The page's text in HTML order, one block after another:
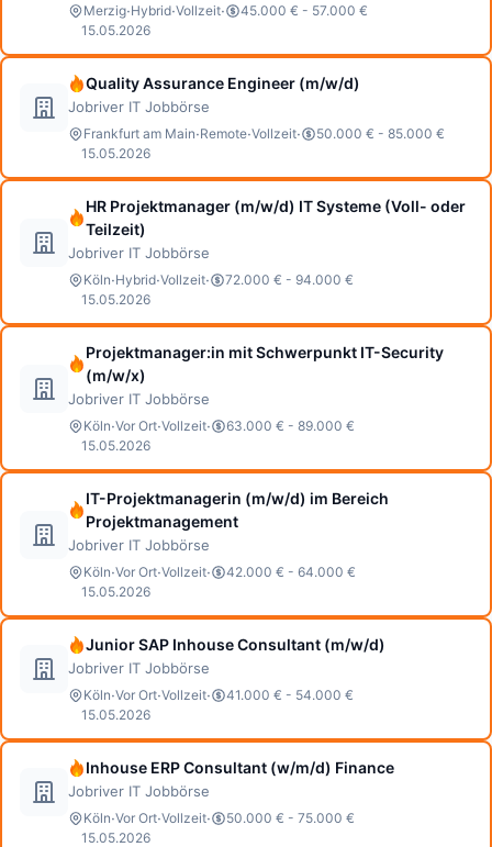
Merzig·Hybrid·Vollzeit·
45.000 € - 57.000 €
15.05.2026
Quality Assurance Engineer (m/w/d)
Jobriver IT Jobbörse
Frankfurt am Main·Remote·Vollzeit·
50.000 € - 85.000 €
15.05.2026
HR Projektmanager (m/w/d) IT Systeme (Voll- oder
Teilzeit)
Jobriver IT Jobbörse
Köln·Hybrid·Vollzeit·
72.000 € - 94.000 €
15.05.2026
Projektmanager:in mit Schwerpunkt IT-Security
(m/w/x)
Jobriver IT Jobbörse
Köln·Vor Ort·Vollzeit·
63.000 € - 89.000 €
15.05.2026
IT-Projektmanagerin (m/w/d) im Bereich
Projektmanagement
Jobriver IT Jobbörse
Köln·Vor Ort·Vollzeit·
42.000 € - 64.000 €
15.05.2026
Junior SAP Inhouse Consultant (m/w/d)
Jobriver IT Jobbörse
Köln·Vor Ort·Vollzeit·
41.000 € - 54.000 €
15.05.2026
Inhouse ERP Consultant (w/m/d) Finance
Jobriver IT Jobbörse
Köln·Vor Ort·Vollzeit·
50.000 € - 75.000 €
15.05.2026